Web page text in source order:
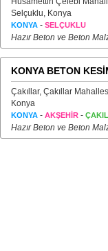
Selçuklu, Konya
KONYA - SELÇUKLU
Hazır Beton ve Beton
KONYA BETON
Çakıllar, Çakıllar
Konya
KONYA - AKŞEHİR -
Hazır Beton ve Beton